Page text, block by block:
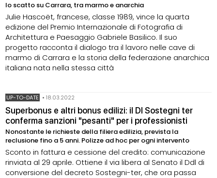
lo scatto su Carrara, tra marmo e anarchia
Julie Hascoët, francese, classe 1989, vince la quarta
edizione del Premio Internazionale di Fotografia di
Architettura e Paesaggio Gabriele Basilico. Il suo
progetto racconta il dialogo tra il lavoro nelle cave di
marmo di Carrara e la storia della federazione anarchica
italiana nata nella stessa città
UP-TO-DATE •18.03.2022
Superbonus e altri bonus edilizi: il Dl Sostegni ter
conferma sanzioni "pesanti" per i professionisti
Nonostante le richieste della filiera edilizia, prevista la
reclusione fino a 5 anni. Polizze ad hoc per ogni intervento
Sconto in fattura e cessione del credito: comunicazione
rinviata al 29 aprile. Ottiene il via libera al Senato il Ddl di
conversione del decreto Sostegni-ter, che ora passa